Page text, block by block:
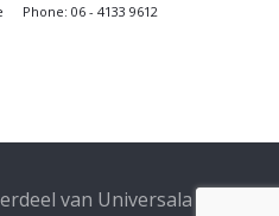
Phone: 06 - 4133 9612
van Universala | KvK